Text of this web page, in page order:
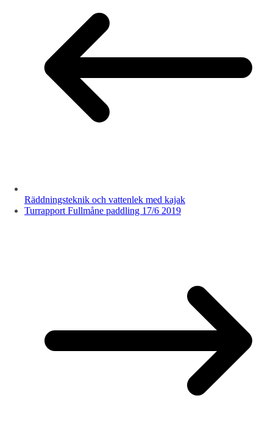
Räddningsteknik och vattenlek med kajak
Turrapport Fullmåne paddling 17/6 2019